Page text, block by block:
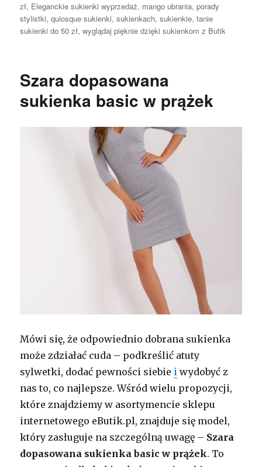
zł, Eleganckie sukienki wyprzedaż, mango ubrania,porady
stylistki,quiosque sukienki,sukienkach,sukienkie,tanie
sukienki do 50 zł,wyglądaj pięknie dzięki sukienkom z Butik
Szara dopasowana
sukienka basic w prążek
Mówi się, że odpowiednio dobrana sukienka
może zdziałać cuda – podkreślić atuty
sylwetki, dodać pewności siebie i wydobyć z
nas to, co najlepsze. Wśród wielu propozycji,
które znajdziemy w asortymencie sklepu
internetowego eButik.pl, znajduje się model,
który zasługuje na szczególną uwagę – Szara
dopasowana sukienka basic w prążek. To